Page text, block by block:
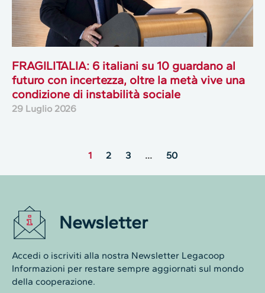
FRAGILITALIA: 6 italiani su 10 guardano al
futuro con incertezza, oltre la metà vive una
condizione di instabilità sociale
29 Luglio 2026
1 2 3 … 50
Newsletter
Accedi o iscriviti alla nostra Newsletter Legacoop
Informazioni per restare sempre aggiornati sul mondo
della cooperazione.